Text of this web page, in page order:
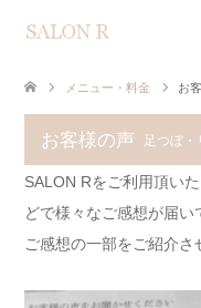
メニュー・料金 お
お客様の声 足つぼ
SALON Rをご利用頂い
どで様々なご感想が届い
ご感想の一部をご紹介さ